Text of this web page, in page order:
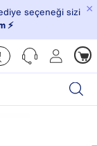
×
seçeneği sizi
⚡️